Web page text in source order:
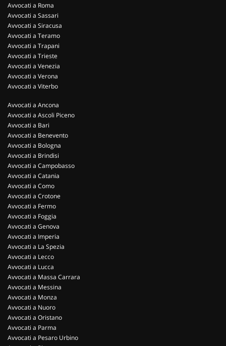
Avvocati a Roma
Avvocati a Sassari
Avvocati a Siracusa
Avvocati a Teramo
Avvocati a Trapani
Avvocati a Trieste
Avvocati a Venezia
Avvocati a Verona
Avvocati a Viterbo
Avvocati a Ancona
Avvocati a Ascoli Piceno
Avvocati a Bari
Avvocati a Benevento
Avvocati a Bologna
Avvocati a Brindisi
Avvocati a Campobasso
Avvocati a Catania
Avvocati a Como
Avvocati a Crotone
Avvocati a Fermo
Avvocati a Foggia
Avvocati a Genova
Avvocati a Imperia
Avvocati a La Spezia
Avvocati a Lecco
Avvocati a Lucca
Avvocati a Massa Carrara
Avvocati a Messina
Avvocati a Monza
Avvocati a Nuoro
Avvocati a Oristano
Avvocati a Parma
Avvocati a Pesaro Urbino